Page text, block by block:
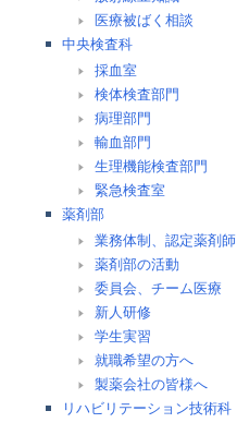
医療被ばく相談
中央検査科
採血室
検体検査部門
病理部門
輸血部門
生理機能検査部門
緊急検査室
薬剤部
業務体制、認定薬剤師
薬剤部の活動
委員会、チーム医療
新人研修
学生実習
就職希望の方へ
製薬会社の皆様へ
リハビリテーション技術科